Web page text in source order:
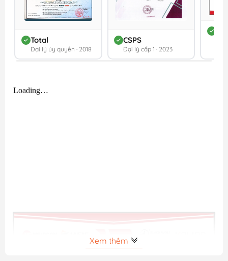
Total
Đại lý ủy quyền · 2018
CSPS
Đại lý cấp 1 · 2023
Xem thêm